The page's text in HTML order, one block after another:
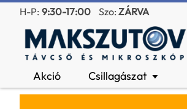
H-P: 9:30-17:00 Szo:ZÁRVA
Akció Csillagászat ▼